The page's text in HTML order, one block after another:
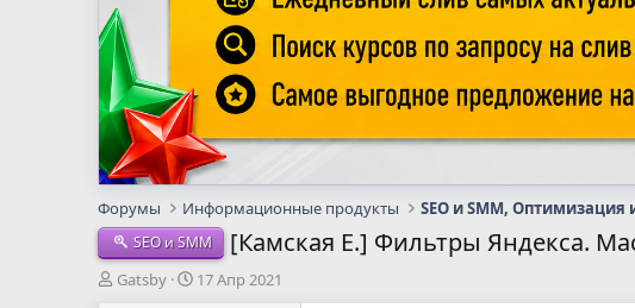
Форумы Информационные продукты SEO и SMM,
SEO и SMM [Камская Е.] Фильтры Яндекса.
А
Gatsby
Д
17 Апр 2021